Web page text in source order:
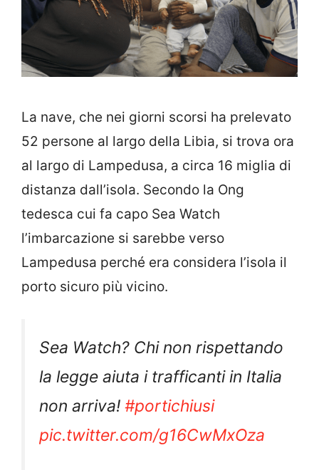
La nave, che nei giorni scorsi ha prelevato
52 persone al largo della Libia, si trova ora
al largo di Lampedusa, a circa 16 miglia di
distanza dall’isola. Secondo la Ong
tedesca cui fa capo Sea Watch
l’imbarcazione si sarebbe verso
Lampedusa perché era considera l’isola il
porto sicuro più vicino.
Sea Watch? Chi non rispettando
la legge aiuta i trafficanti in Italia
non arriva! #portichiusi
pic.twitter.com/g16CwMxOza